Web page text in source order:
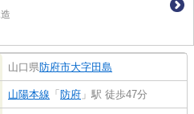
山口県防府市大字田島
山陽本線 「 防府 」駅 徒歩47分